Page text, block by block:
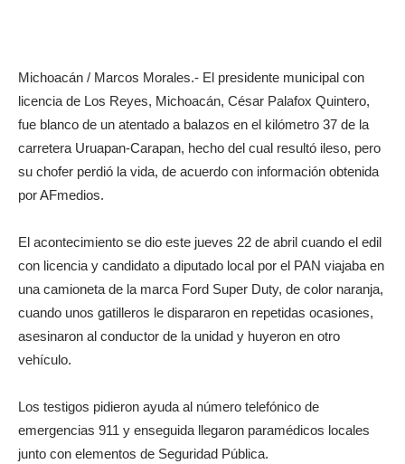
Michoacán / Marcos Morales.- El presidente municipal con
licencia de Los Reyes, Michoacán, César Palafox Quintero,
fue blanco de un atentado a balazos en el kilómetro 37 de la
carretera Uruapan-Carapan, hecho del cual resultó ileso, pero
su chofer perdió la vida, de acuerdo con información obtenida
por AFmedios.
El acontecimiento se dio este jueves 22 de abril cuando el edil
con licencia y candidato a diputado local por el PAN viajaba en
una camioneta de la marca Ford Super Duty, de color naranja,
cuando unos gatilleros le dispararon en repetidas ocasiones,
asesinaron al conductor de la unidad y huyeron en otro
vehículo.
Los testigos pidieron ayuda al número telefónico de
emergencias 911 y enseguida llegaron paramédicos locales
junto con elementos de Seguridad Pública.